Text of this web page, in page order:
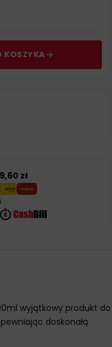
KOSZYKA
zł
wyjątkowy produkt do
doskonałą